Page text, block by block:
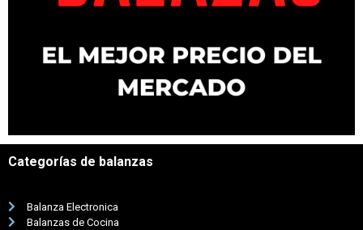
Categorías de balanzas
Balanza Electronica
Balanzas de Cocina